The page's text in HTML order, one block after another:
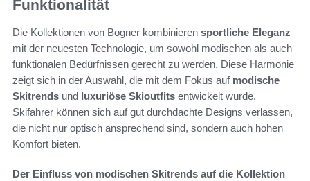
Funktionalität
Die Kollektionen von Bogner kombinieren sportliche Eleganz
mit der neuesten Technologie, um sowohl modischen als auch
funktionalen Bedürfnissen gerecht zu werden. Diese Harmonie
zeigt sich in der Auswahl, die mit dem Fokus auf modische
Skitrends und luxuriöse Skioutfits entwickelt wurde.
Skifahrer können sich auf gut durchdachte Designs verlassen,
die nicht nur optisch ansprechend sind, sondern auch hohen
Komfort bieten.
Der Einfluss von modischen Skitrends auf die Kollektion